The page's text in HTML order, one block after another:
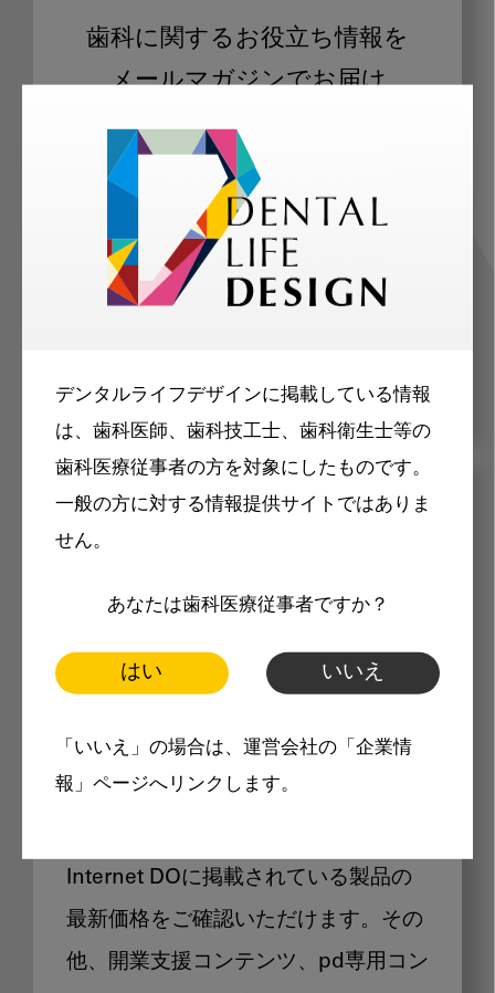
デンタルライフデザインに掲載している情報
は、歯科医師、歯科技工士、歯科衛生士等の
歯科医療従事者の方を対象にしたものです。
一般の方に対する情報提供サイトではありま
せん。
あなたは歯科医療従事者ですか？
はい いいえ
「いいえ」の場合は、運営会社の「企業情
報」ページへリンクします。
歯科に関するお役立ち情報を
メールマガジンでお届け
ご登録いただいた職種（歯科医師、歯
科衛生士、歯科技工士）に合わせた内
容のメールマガジンをお届けします。
メリット
製品価格も閲覧可能
Internet DOに掲載されている製品の
最新価格をご確認いただけます。その
他、開業支援コンテンツ、pd専用コン